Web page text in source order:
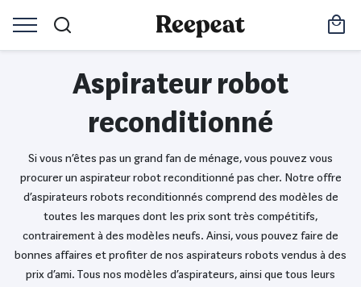
Aspirateur robot
reconditionné
Si vous n’êtes pas un grand fan de ménage, vous pouvez vous
procurer un aspirateur robot reconditionné pas cher. Notre offre
d’aspirateurs robots reconditionnés comprend des modèles de
toutes les marques dont les prix sont très compétitifs,
contrairement à des modèles neufs. Ainsi, vous pouvez faire de
bonnes affaires et profiter de nos aspirateurs robots vendus à des
prix d’ami. Tous nos modèles d’aspirateurs, ainsi que tous leurs